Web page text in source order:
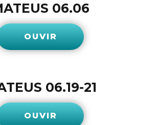
06.06
OUVIR
06.19-21
OUVIR